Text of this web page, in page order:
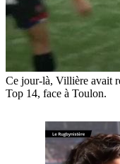
Ce jour-là, Villière avait
Top 14, face à Toulon.